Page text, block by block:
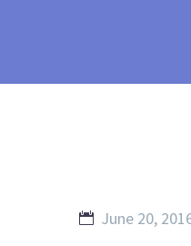
June 20,